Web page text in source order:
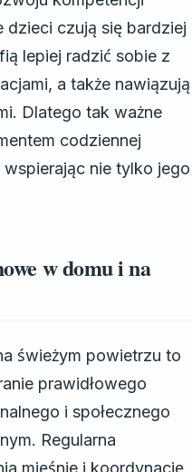
dzieci czują się bardziej
lepiej radzić sobie z
a także nawiązują
Dlatego tak ważne
codziennej
nie tylko jego
w domu i na
świeżym powietrzu to
prawidłowego
i społecznego
Regularna
mięśnie i koordynację,